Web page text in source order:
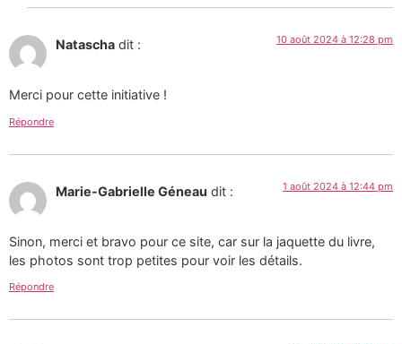
Natascha dit : 10 août 2024 à 12:28 pm
Merci pour cette initiative !
Répondre
Marie-Gabrielle Géneau dit : 1 août 2024 à 12:44 pm
Sinon, merci et bravo pour ce site, car sur la jaquette du livre,
les photos sont trop petites pour voir les détails.
Répondre